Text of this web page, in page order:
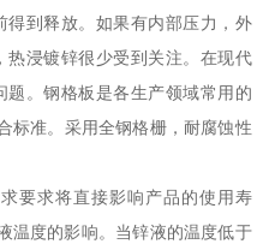
到释放。如果有内部压力，外
浸镀锌很少受到关注。在现代
。钢格板是各生产领域常用的
标准。采用全钢格栅，耐腐蚀性
要求将直接影响产品的使用寿
温度的影响。当锌液的温度低于